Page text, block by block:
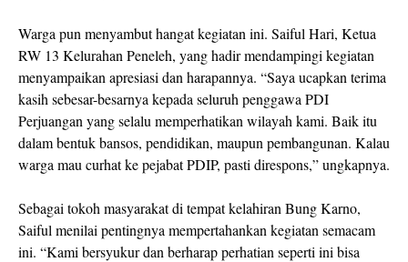
Warga pun menyambut hangat kegiatan ini. Saiful Hari, Ketua
RW 13 Kelurahan Peneleh, yang hadir mendampingi kegiatan
menyampaikan apresiasi dan harapannya. “Saya ucapkan terima
kasih sebesar-besarnya kepada seluruh penggawa PDI
Perjuangan yang selalu memperhatikan wilayah kami. Baik itu
dalam bentuk bansos, pendidikan, maupun pembangunan. Kalau
warga mau curhat ke pejabat PDIP, pasti direspons,” ungkapnya.
Sebagai tokoh masyarakat di tempat kelahiran Bung Karno,
Saiful menilai pentingnya mempertahankan kegiatan semacam
ini. “Kami bersyukur dan berharap perhatian seperti ini bisa